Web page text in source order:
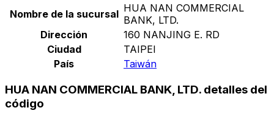
Nombre de la sucursal HUA NAN COMMERCIAL
BANK, LTD.
Dirección
160 NANJING E. RD
Ciudad
TAIPEI
País
Taiwán
HUA NAN COMMERCIAL BANK, LTD. detalles del
código